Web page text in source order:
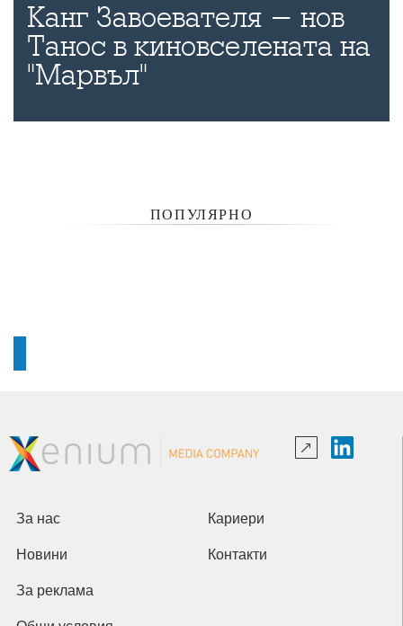
Канг Завоевателя - нов
Танос в киновселената на
"Марвъл"
ПОПУЛЯРНО
За нас Кариери
Новини Контакти
За реклама